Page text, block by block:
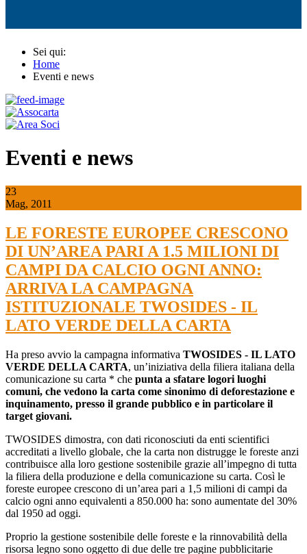
Sei qui:
Home
Eventi e news
Eventi e news
23
Mag, 2011
LE FORESTE EUROPEE CRESCONO
DI UN’AREA PARI A 1.5 MILIONI DI
CAMPI DA CALCIO OGNI ANNO:
ARRIVA LA CAMPAGNA
ISTITUZIONALE TWOSIDES - IL
LATO VERDE DELLA CARTA
Ha preso avvio la campagna informativa TWOSIDES - IL LATO
VERDE DELLA CARTA, un’iniziativa della filiera italiana della
comunicazione su carta * che punta a sfatare logori luoghi
comuni, che vedono la carta come sinonimo di deforestazione e
inquinamento, presso il grande pubblico e in particolare il
target giovani.
TWOSIDES dimostra, con dati riconosciuti da enti scientifici
accreditati a livello globale, che la carta non distrugge le foreste anzi
contribuisce alla loro gestione sostenibile grazie all’impegno di tutta
la filiera della produzione e della comunicazione su carta. Così le
foreste europee crescono di un’area pari a 1,5 milioni di campi da
calcio ogni anno equivalenti a 850.000 ha: sono aumentate del 30%
dal 1950 ad oggi.
Proprio la gestione sostenibile delle foreste e la rinnovabilità della
risorsa legno sono oggetto di due delle tre pagine pubblicitarie